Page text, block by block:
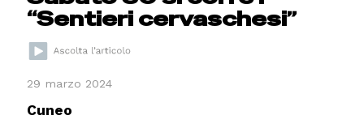
“Sentieri cervaschesi”
29 marzo 2024
Cuneo